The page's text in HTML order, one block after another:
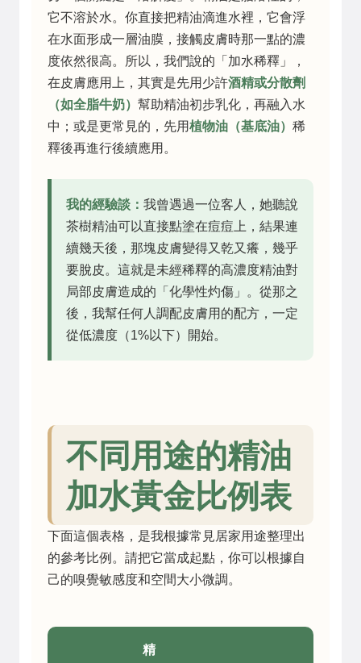
它不溶於水。你直接把精油滴進水裡，它會浮
在水面形成一層油膜，接觸皮膚時那一點的濃
度依然很高。所以，我們說的「加水稀釋」，
在皮膚應用上，其實是先用少許酒精或分散劑
（如全脂牛奶） 幫助精油初步乳化，再融入水
中；或是更常見的，先用植物油（基底油） 稀
釋後再進行後續應用。
我的經驗談： 我曾遇過一位客人，她聽說
茶樹精油可以直接點塗在痘痘上，結果連
續幾天後，那塊皮膚變得又乾又癢，幾乎
要脫皮。這就是未經稀釋的高濃度精油對
局部皮膚造成的「化學性灼傷」。從那之
後，我幫任何人調配皮膚用的配方，一定
從低濃度（1%以下）開始。
不同用途的精油
加水黃金比例表
下面這個表格，是我根據常見居家用途整理出
的參考比例。請把它當成起點，你可以根據自
己的嗅覺敏感度和空間大小微調。
精